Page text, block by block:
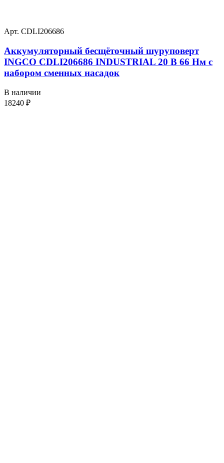
Арт. CDLI206686
Аккумуляторный бесщёточный шуруповерт
INGCO CDLI206686 INDUSTRIAL 20 В 66 Нм с
набором сменных насадок
В наличии
18240 ₽